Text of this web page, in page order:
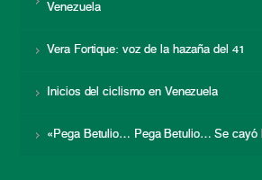
Venezuela
Vera Fortique: voz de la hazaña del 41
Inicios del ciclismo en Venezuela
«Pega Betulio… Pega Betulio… Se cayó